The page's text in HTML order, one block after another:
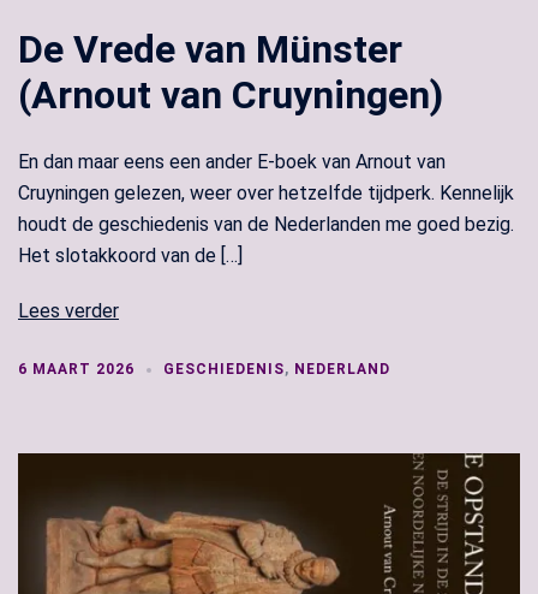
De Vrede van Münster
(Arnout van Cruyningen)
En dan maar eens een ander E-boek van Arnout van
Cruyningen gelezen, weer over hetzelfde tijdperk. Kennelijk
houdt de geschiedenis van de Nederlanden me goed bezig.
Het slotakkoord van de […]
Lees verder
6 MAART 2026 GESCHIEDENIS, NEDERLAND